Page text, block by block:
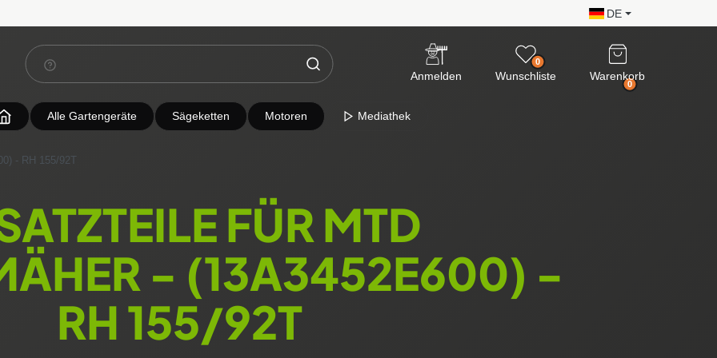
DE
Anmelden
0
Wunschliste
0
Warenkorb
Alle Gartengeräte Sägeketten Motoren Mediathek
- RH 155/92T
FÜR MTD
- (13A3452E600) -
RH 155/92T